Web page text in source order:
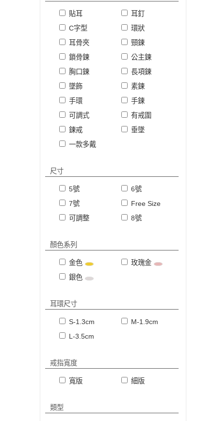
貼耳
耳釘
C字型
環狀
耳骨夾
頸鍊
鎖骨鍊
公主鍊
胸口鍊
長項鍊
墜飾
素鍊
手環
手鍊
可調式
有戒圍
鍊戒
垂墜
一款多戴
尺寸
5號
6號
7號
Free Size
可調整
8號
顏色系列
金色
玫瑰金
銀色
耳環尺寸
S-1.3cm
M-1.9cm
L-3.5cm
戒指寬度
寬版 細版
類型